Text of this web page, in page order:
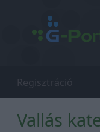
Regisztráció
Vallás